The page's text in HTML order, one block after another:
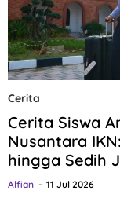
Cerita
Cerita Siswa
Nusantara
hingga Sedih
Alfian 11 Jul 2026